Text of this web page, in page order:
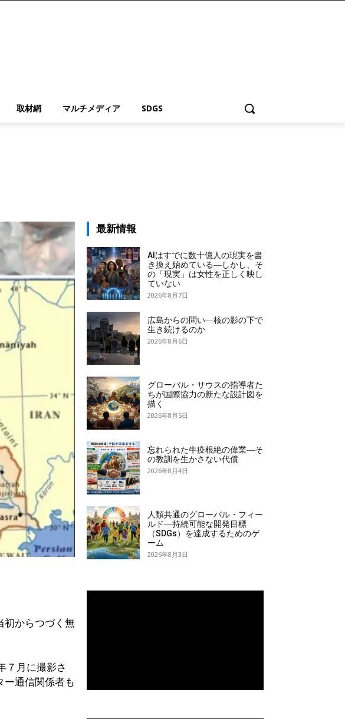
取材網 マルチメディア SDGS
初からつづく無
７月に撮影さ
ー通信関係者も
最新情報
AIはすでに数十億人の現実を書
き換え始めている―しかし、そ
の「現実」は女性を正しく映し
ていない
2026年8月7日
広島からの問い―核の影の下で
生き続けるのか
2026年8月6日
グローバル・サウスの指導者た
ちが国際協力の新たな設計図を
描く
2026年8月5日
忘れられた牛疫根絶の偉業―そ
の教訓を生かさない代償
2026年8月4日
人類共通のグローバル・フィー
ルド―持続可能な開発目標
（SDGs）を達成するためのゲ
ーム
2026年8月3日